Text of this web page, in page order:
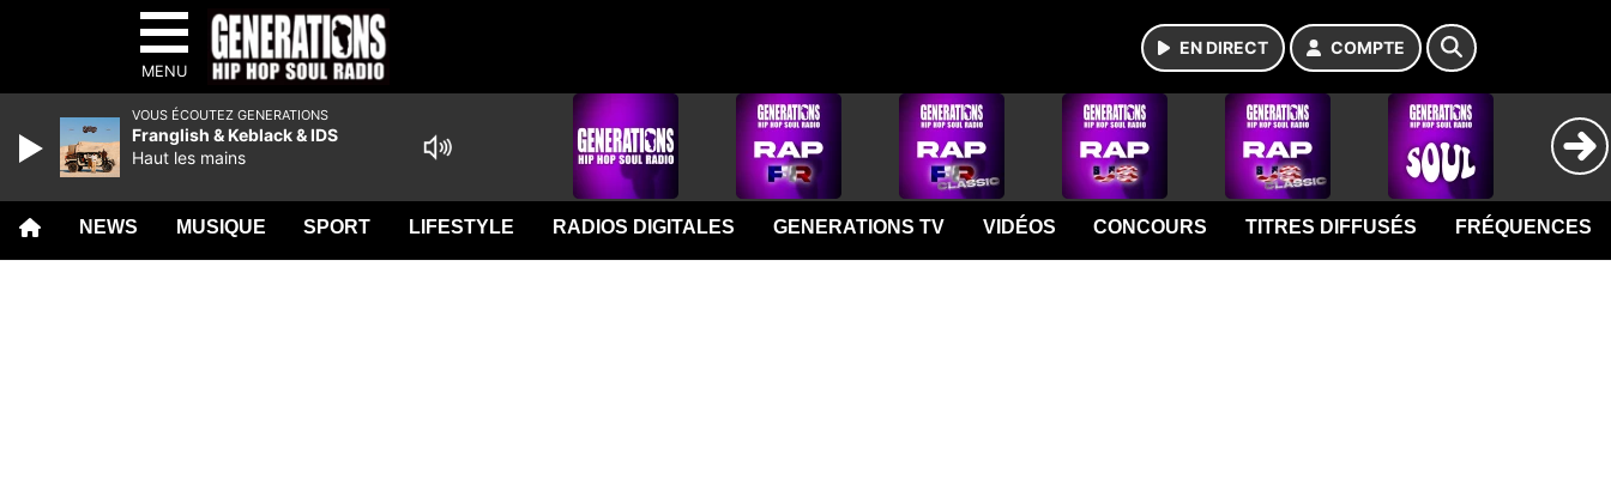
MENU
EN DIRECT COMPTE
NEWS MUSIQUE SPORT LIFESTYLE RADIOS DIGITALES GENERATIONS TV VIDÉOS CONCOURS TITRES DIFFUSÉS FRÉQUENCES
VOUS ÉCOUTEZ GENERATIONS
Franglish & Keblack & IDS
Haut les mains